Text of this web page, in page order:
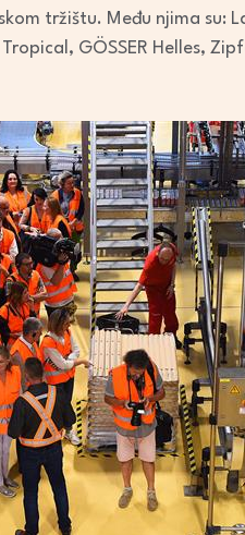
tržištu. Među njima su:
GÖSSER Helles,